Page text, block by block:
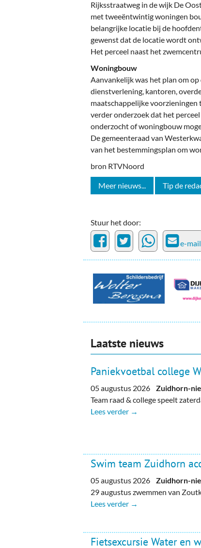
Rijksstraatweg in de wijk De
met tweeëntwintig woningen
belangrijke locatie bij de
gewenst dat de locatie wordt
Het perceel naast het
Woningbouw
Aanvankelijk was het plan om
dienstverlening, kantoren,
maatschappelijke voorzieningen
verder onderzoek dat het
onderzocht of woningbouw
De gemeenteraad van
van het bestemmingsplan om
bron RTVNoord
Meer nieuws... Tip de
Stuur het door:
e-mail
Laatste nieuws
Paniekvoetbal college
05 augustus 2026Zuidhorn-
Team raad & college speelt
Lees verder →
Swim team Zuidhorn
05 augustus 2026Zuidhorn-
29 augustus zwemmen van
Lees verder →
Fietsexcursie Water en